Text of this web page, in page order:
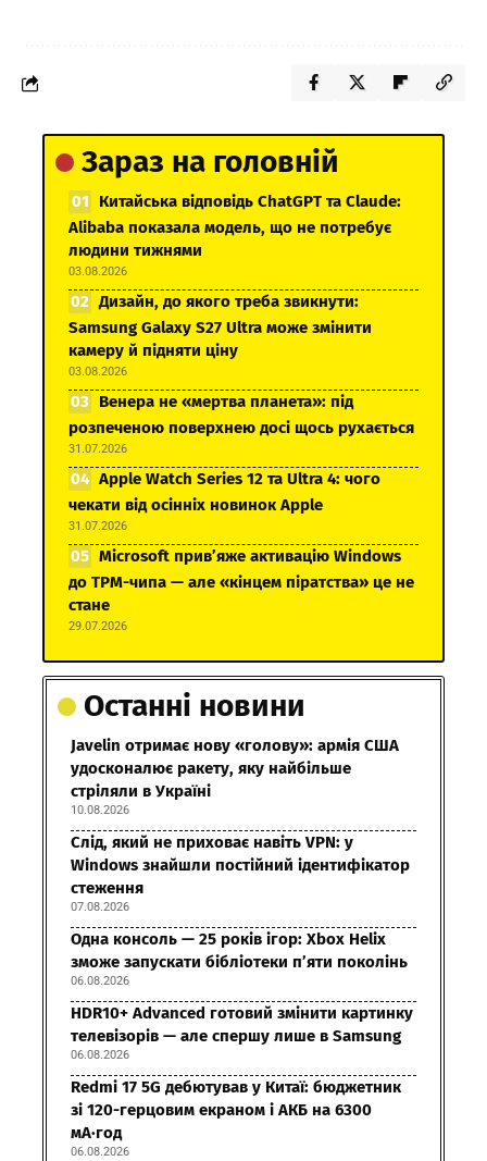
Зараз на головній
Китайська відповідь ChatGPT та Claude:
Alibaba показала модель, що не потребує
людини тижнями
03.08.2026
Дизайн, до якого треба звикнути:
Samsung Galaxy S27 Ultra може змінити
камеру й підняти ціну
03.08.2026
Венера не «мертва планета»: під
розпеченою поверхнею досі щось рухається
31.07.2026
Apple Watch Series 12 та Ultra 4: чого
чекати від осінніх новинок Apple
31.07.2026
Microsoft прив’яже активацію Windows
до TPM-чипа — але «кінцем піратства» це не
стане
29.07.2026
Останні новини
Javelin отримає нову «голову»: армія США
удосконалює ракету, яку найбільше
стріляли в Україні
10.08.2026
Слід, який не приховає навіть VPN: у
Windows знайшли постійний ідентифікатор
стеження
07.08.2026
Одна консоль — 25 років ігор: Xbox Helix
зможе запускати бібліотеки п’яти поколінь
06.08.2026
HDR10+ Advanced готовий змінити картинку
телевізорів — але спершу лише в Samsung
06.08.2026
Redmi 17 5G дебютував у Китаї: бюджетник
зі 120-герцовим екраном і АКБ на 6300
мА·год
06.08.2026